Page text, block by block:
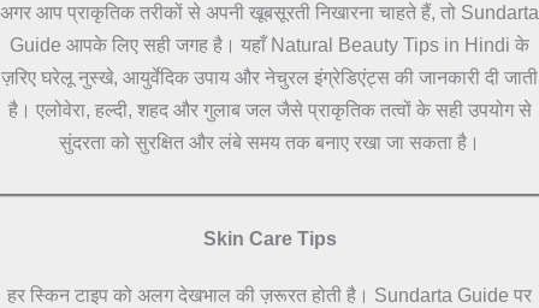
अगर आप प्राकृतिक तरीकों से अपनी खूबसूरती निखारना चाहते हैं, तो Sundarta
Guide आपके लिए सही जगह है। यहाँ Natural Beauty Tips in Hindi के
ज़रिए घरेलू नुस्खे, आयुर्वेदिक उपाय और नेचुरल इंग्रेडिएंट्स की जानकारी दी जाती
है। एलोवेरा, हल्दी, शहद और गुलाब जल जैसे प्राकृतिक तत्वों के सही उपयोग से
सुंदरता को सुरक्षित और लंबे समय तक बनाए रखा जा सकता है।
Skin Care Tips
हर स्किन टाइप को अलग देखभाल की ज़रूरत होती है। Sundarta Guide पर